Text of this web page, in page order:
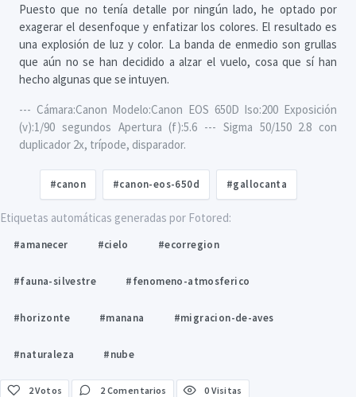
Puesto que no tenía detalle por ningún lado, he optado por
exagerar el desenfoque y enfatizar los colores. El resultado es
una explosión de luz y color. La banda de enmedio son grullas
que aún no se han decidido a alzar el vuelo, cosa que sí han
hecho algunas que se intuyen.
--- Cámara:Canon Modelo:Canon EOS 650D Iso:200 Exposición
(v):1/90 segundos Apertura (f):5.6 --- Sigma 50/150 2.8 con
duplicador 2x, trípode, disparador.
#canon #canon-eos-650d #gallocanta
Etiquetas automáticas generadas por Fotored:
#amanecer #cielo #ecorregion
#fauna-silvestre #fenomeno-atmosferico
#horizonte #manana #migracion-de-aves
#naturaleza #nube
2Votos 2 Comentarios
0 Visitas